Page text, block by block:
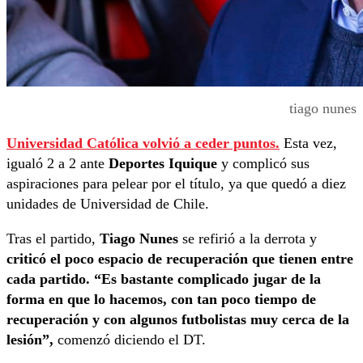
tiago nunes
Universidad Católica volvió a ceder puntos. Esta vez,
igualó 2 a 2 ante Deportes Iquique y complicó sus
aspiraciones para pelear por el título, ya que quedó a diez
unidades de Universidad de Chile.
Tras el partido, Tiago Nunes se refirió a la derrota y
criticó el poco espacio de recuperación que tienen entre
cada partido. “Es bastante complicado jugar de la
forma en que lo hacemos, con tan poco tiempo de
recuperación y con algunos futbolistas muy cerca de la
lesión”, comenzó diciendo el DT.